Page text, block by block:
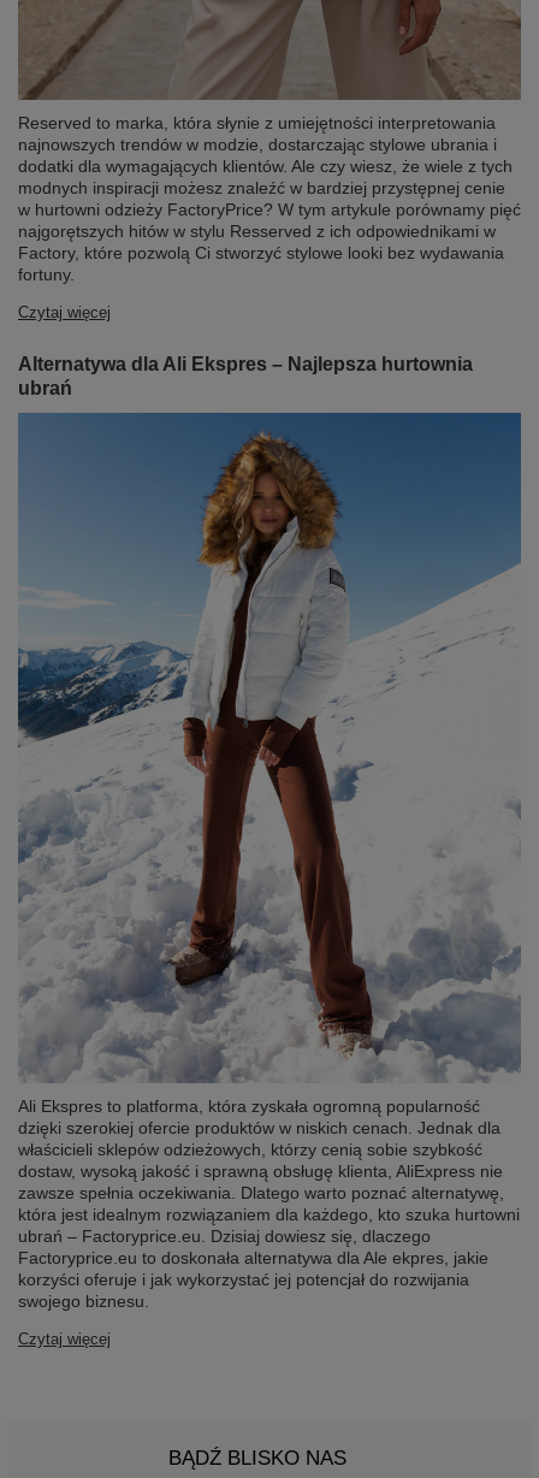
Reserved to marka, która słynie z umiejętności interpretowania
najnowszych trendów w modzie, dostarczając stylowe ubrania i
dodatki dla wymagających klientów. Ale czy wiesz, że wiele z tych
modnych inspiracji możesz znaleźć w bardziej przystępnej cenie
w hurtowni odzieży FactoryPrice? W tym artykule porównamy pięć
najgorętszych hitów w stylu Resserved z ich odpowiednikami w
Factory, które pozwolą Ci stworzyć stylowe looki bez wydawania
fortuny.
Czytaj więcej
Alternatywa dla Ali Ekspres – Najlepsza hurtownia
ubrań
Ali Ekspres to platforma, która zyskała ogromną popularność
dzięki szerokiej ofercie produktów w niskich cenach. Jednak dla
właścicieli sklepów odzieżowych, którzy cenią sobie szybkość
dostaw, wysoką jakość i sprawną obsługę klienta, AliExpress nie
zawsze spełnia oczekiwania. Dlatego warto poznać alternatywę,
która jest idealnym rozwiązaniem dla każdego, kto szuka hurtowni
ubrań – Factoryprice.eu. Dzisiaj dowiesz się, dlaczego
Factoryprice.eu to doskonała alternatywa dla Ale ekpres, jakie
korzyści oferuje i jak wykorzystać jej potencjał do rozwijania
swojego biznesu.
Czytaj więcej
BĄDŹ BLISKO NAS